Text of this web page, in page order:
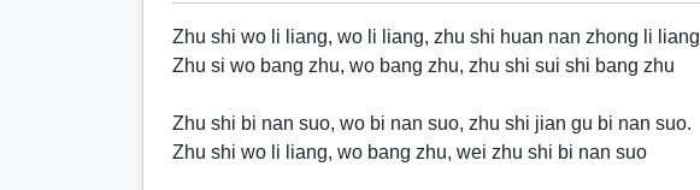
Zhu shi wo li liang, wo li liang, zhu shi huan nan zhong li liang
Zhu si wo bang zhu, wo bang zhu, zhu shi sui shi bang zhu
Zhu shi bi nan suo, wo bi nan suo, zhu shi jian gu bi nan suo.
Zhu shi wo li liang, wo bang zhu, wei zhu shi bi nan suo